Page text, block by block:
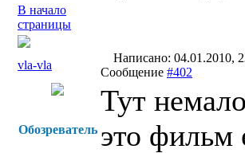
В начало
страницы
vla-vla
Написано: 04.01.2010,
Сообщение #402
Обозреватель
Тут
это фильм